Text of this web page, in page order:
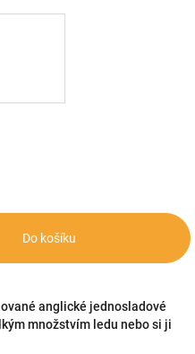
Do košíku
anglické jednosladové
množstvím ledu nebo si ji